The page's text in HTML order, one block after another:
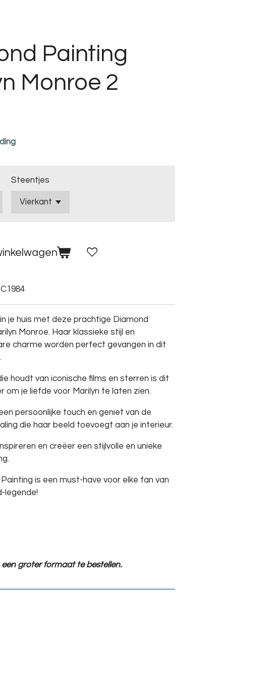
Painting
Monroe 2
Steentjes
C1984
je huis met deze prachtige Diamond
Monroe. Haar klassieke stijl en
charme worden perfect gevangen in dit
houdt van iconische films en sterren is dit
om je liefde voor Marilyn te laten zien.
persoonlijke touch en geniet van de
die haar beeld toevoegt aan je interieur.
en creëer een stijlvolle en unieke
is een must-have voor elke fan van
legende!
groter formaat te bestellen.